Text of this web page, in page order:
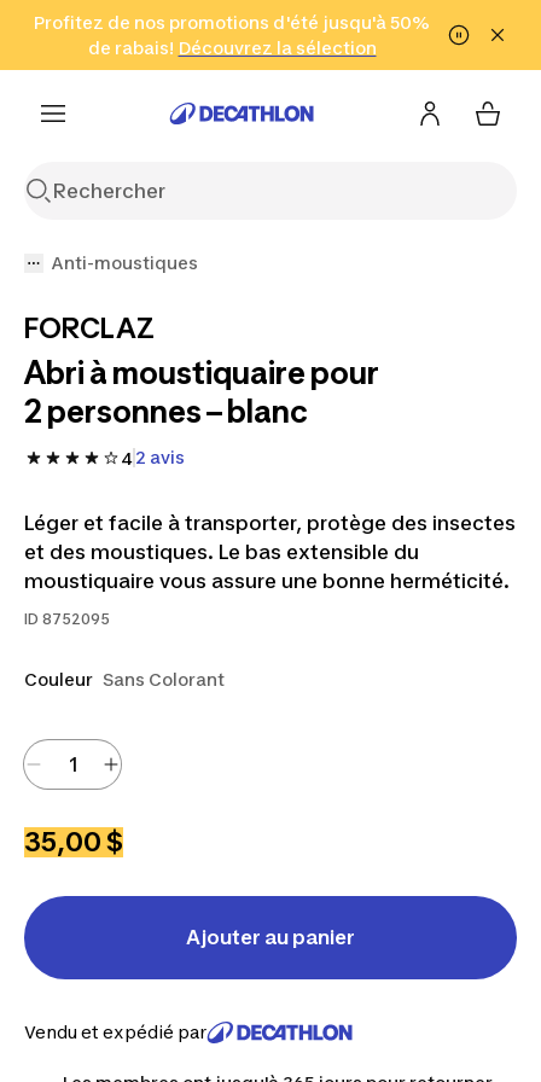
Aller à la recherche Aller au contenu Aller au pied de
Profitez de nos promotions d'été jusqu'à 50%
de rabais! Découvrez la sélection
Cliquez ici
en seulement 2 h!
(Zones sélectionnées)
Anti-moustiques
FORCLAZ
Abri à moustiquaire pour
2 personnes – blanc
42 avis
Léger et facile à transporter, protège des insectes
et des moustiques. Le bas extensible du
moustiquaire vous assure une bonne herméticité.
ID 8752095
Couleur Sans Colorant
35,00 $
Ajouter au panier
Vendu et expédié par